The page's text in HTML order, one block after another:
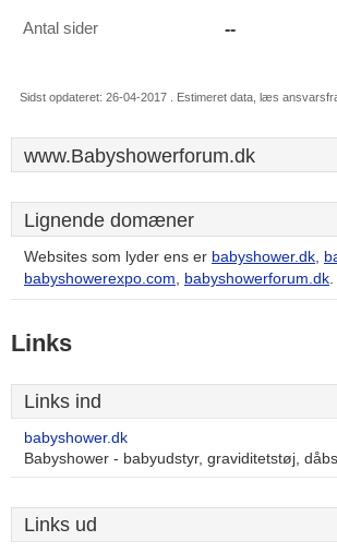
Antal sider --
Sidst opdateret: 26-04-2017 . Estimeret data, læs
www.Babyshowerforum.dk
Lignende domæner
Websites som lyder ens er babyshower.dk,
babyshowerexpo.com, babyshowerforum.dk.
Links
Links ind
babyshower.dk
Babyshower - babyudstyr, graviditetstøj,
Links ud